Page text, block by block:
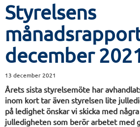
Styrelsens
december
13 december 2021
Årets sista styrelsemöte har
inom kort tar även styrelsen lite
på ledighet önskar vi skicka med
julledigheten som berör arbetet med